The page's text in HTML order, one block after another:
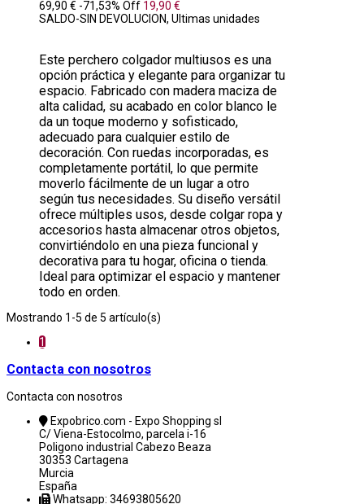
69,90 € -71,53% Off 19,90 €
SALDO-SIN DEVOLUCION, Ultimas unidades
Este perchero colgador multiusos es una
opción práctica y elegante para organizar tu
espacio. Fabricado con madera maciza de
alta calidad, su acabado en color blanco le
da un toque moderno y sofisticado,
adecuado para cualquier estilo de
decoración. Con ruedas incorporadas, es
completamente portátil, lo que permite
moverlo fácilmente de un lugar a otro
según tus necesidades. Su diseño versátil
ofrece múltiples usos, desde colgar ropa y
accesorios hasta almacenar otros objetos,
convirtiéndolo en una pieza funcional y
decorativa para tu hogar, oficina o tienda.
Ideal para optimizar el espacio y mantener
todo en orden.
Mostrando 1-5 de 5 artículo(s)
1
Contacta con nosotros
Contacta con nosotros
Expobrico.com - Expo Shopping sl
C/ Viena-Estocolmo, parcela i-16
Poligono industrial Cabezo Beaza
30353 Cartagena
Murcia
España
Whatsapp: 34693805620